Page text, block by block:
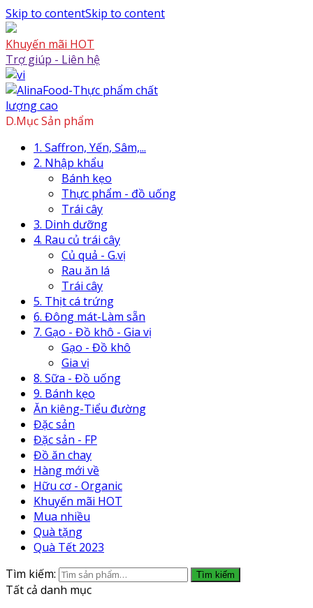
Skip to contentSkip to content
Khuyến mãi HOT
Trợ giúp - Liên hệ
D.Mục Sản phẩm
1. Saffron, Yến, Sâm,...
2. Nhập khẩu
Bánh kẹo
Thực phẩm - đồ uống
Trái cây
3. Dinh dưỡng
4. Rau củ trái cây
Củ quả - G.vị
Rau ăn lá
Trái cây
5. Thịt cá trứng
6. Đông mát-Làm sẵn
7. Gạo - Đồ khô - Gia vị
Gạo - Đồ khô
Gia vị
8. Sữa - Đồ uống
9. Bánh kẹo
Ăn kiêng-Tiểu đường
Đặc sản
Đặc sản - FP
Đồ ăn chay
Hàng mới về
Hữu cơ - Organic
Khuyến mãi HOT
Mua nhiều
Quà tặng
Quà Tết 2023
Tìm kiếm:
Tìm kiếm
Tất cả danh mục